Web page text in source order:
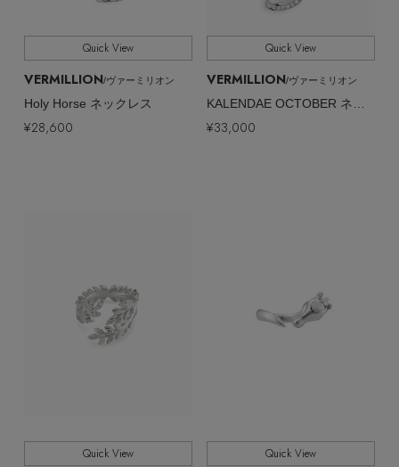
Quick View
VERMILLION/ヴァーミリオン
Holy Horse ネックレス
¥28,600
Quick View
VERMILLION/ヴァーミリオン
¥33,000
Quick View Quick View